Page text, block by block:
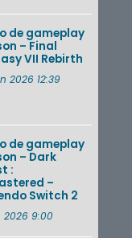
...
Music :
de
Virtual Boy
nouveaux
NEWS
de gameplay
– Final
VII Rebirth
2026 12:39
de gameplay
– Dark
:
–
Switch 2
2026 9:00